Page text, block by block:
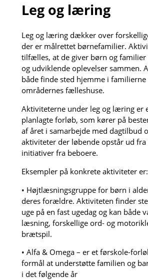
Leg og læring
Leg og læring dækker over
der er målrettet børnefamilier.
tilfælles, at de giver børn og familier
og udviklende oplevelser sammen.
både finde sted hjemme i familierne
områdernes fælleshuse.
Aktiviteterne under leg og læring er
planlagte forløb, som kører på
af året i samarbejde med dagtilbud
aktiviteter der løbende opstår ud fra
initiativer fra beboere.
Eksempler på konkrete aktiviteter er:
• Højtlæsningsgruppe for børn i
deres forældre. Aktiviteten finder
uge på en fast ugedag og kan både
læsning, forskellige ord- og
brætspil.
• Alfa & Omega – er et førskole-
formål at understøtte familien og
i det følgende år